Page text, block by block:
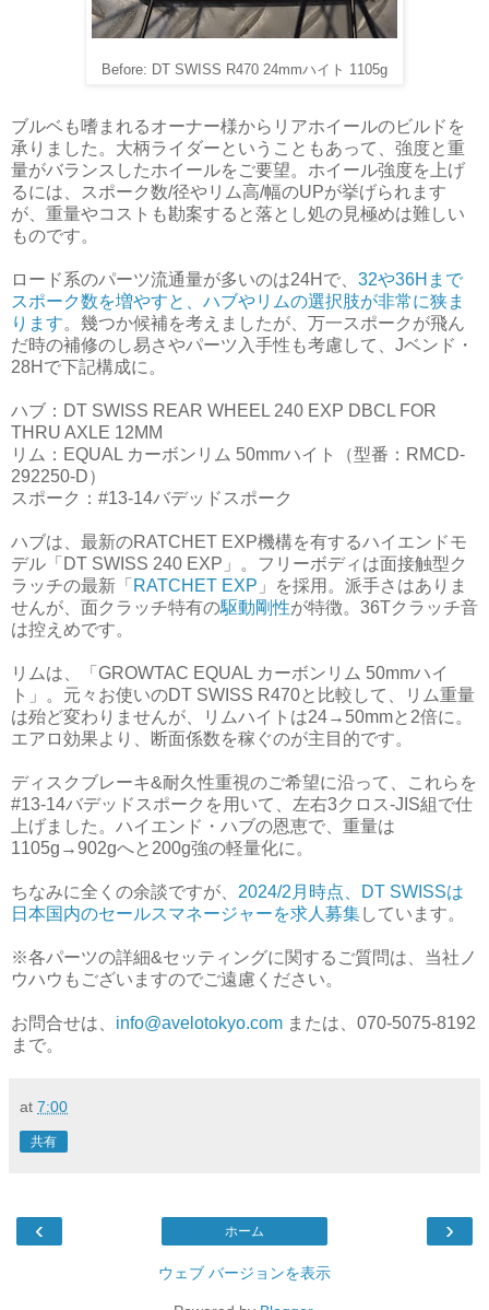
Before: DT SWISS R470 24mmハイト 1105g
ブルベも嗜まれるオーナー様からリアホイールのビルドを
承りました。大柄ライダーということもあって、強度と重
量がバランスしたホイールをご要望。ホイール強度を上げ
るには、スポーク数/径やリム高/幅のUPが挙げられます
が、重量やコストも勘案すると落とし処の見極めは難しい
ものです。
ロード系のパーツ流通量が多いのは24Hで、 32や36Hまで
スポーク数を増やすと、ハブやリムの選択肢が非常に狭ま
ります。幾つか候補を考えましたが、万一スポークが飛ん
だ時の補修のし易さやパーツ入手性も考慮して、Jベンド・
28Hで下記構成に。
ハブ：DT SWISS REAR WHEEL 240 EXP DBCL FOR
THRU AXLE 12MM
リム：EQUAL カーボンリム 50mmハイト（型番：RMCD-
292250-D）
スポーク：#13-14バデッドスポーク
ハブは、最新のRATCHET EXP機構を有するハイエンドモ
デル「DT SWISS 240 EXP」。フリーボディは面接触型ク
ラッチの最新「 RATCHET EXP 」を採用。派手さはありま
せんが、面クラッチ特有の駆動剛性が特徴。36Tクラッチ音
は控えめです。
リムは、「GROWTAC EQUAL カーボンリム 50mmハイ
ト」。元々お使いのDT SWISS R470と比較して、リム重量
は殆ど変わりませんが、リムハイトは24→50mmと2倍に。
エアロ効果より、断面係数を稼ぐのが主目的です。
ディスクブレーキ&耐久性重視のご希望に沿って、これらを
#13-14バデッドスポークを用いて、左右3クロス-JIS組で仕
上げました。ハイエンド・ハブの恩恵で、重量は
1105g→902gへと200g強の軽量化に。
ちなみに全くの余談ですが、 2024/2月時点、DT SWISSは
日本国内のセールスマネージャーを求人募集しています。
※各パーツの詳細&セッティングに関するご質問は、当社ノ
ウハウもございますのでご遠慮ください。
お問合せは、 info@avelotokyo.com または、070-5075-8192
まで。
at 7:00
共有
‹ ›
ホーム
ウェブ バージョンを表示